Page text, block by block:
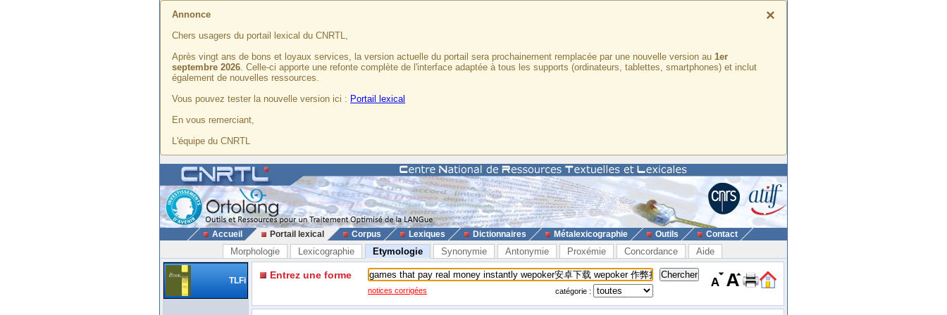
×
Annonce
Chers usagers du portail lexical du CNRTL,
Après vingt ans de bons et loyaux services, la version actuelle du portail sera prochainement remplacée par une nouvelle version au 1er
septembre 2026. Celle-ci apporte une refonte complète de l'interface adaptée à tous les supports (ordinateurs, tablettes, smartphones) et inclut
également de nouvelles ressources.
Vous pouvez tester la nouvelle version ici : Portail lexical
En vous remerciant,
L'équipe du CNRTL
Accueil Portail lexical Corpus Lexiques Dictionnaires Métalexicographie Outils Contact
Morphologie Lexicographie Etymologie Synonymie Antonymie Proxémie Concordance Aide
TLFi Entrez une forme
notices corrigées catégorie :